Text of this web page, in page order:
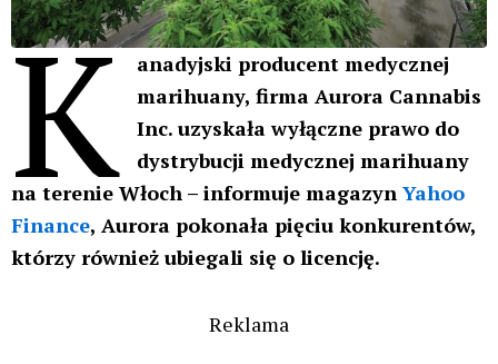
K
anadyjski producent medycznej
marihuany, firma Aurora Cannabis
Inc. uzyskała wyłączne prawo do
dystrybucji medycznej marihuany
na terenie Włoch – informuje magazyn Yahoo
Finance, Aurora pokonała pięciu konkurentów,
którzy również ubiegali się o licencję.
Reklama